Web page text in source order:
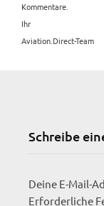
Kommentare.
Ihr
Aviation.Direct-Team
Schreibe
Deine E-Mail-
Erforderliche